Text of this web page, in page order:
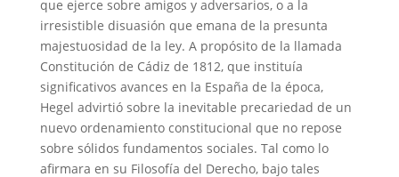
que ejerce sobre amigos y adversarios, o a la
irresistible disuasión que emana de la presunta
majestuosidad de la ley. A propósito de la llamada
Constitución de Cádiz de 1812, que instituía
significativos avances en la España de la época,
Hegel advirtió sobre la inevitable precariedad de un
nuevo ordenamiento constitucional que no repose
sobre sólidos fundamentos sociales. Tal como lo
afirmara en su Filosofía del Derecho, bajo tales